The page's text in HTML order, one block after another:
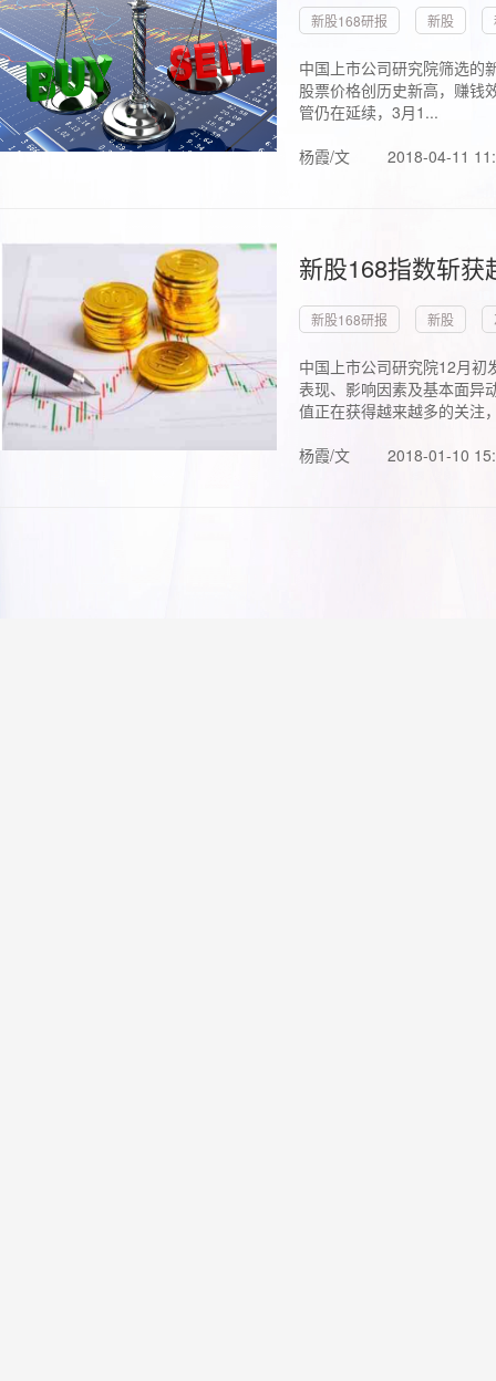
新股168研报 新股
中国上市公司研究院筛选的
股票价格创历史新高，赚钱
管仍在延续，3月1...
杨霞/文
2018-04-11
新股168指数斩
新股168研报 新股
中国上市公司研究院12月初
表现、影响因素及基本面异
值正在获得越来越多的关注
杨霞/文
2018-01-10